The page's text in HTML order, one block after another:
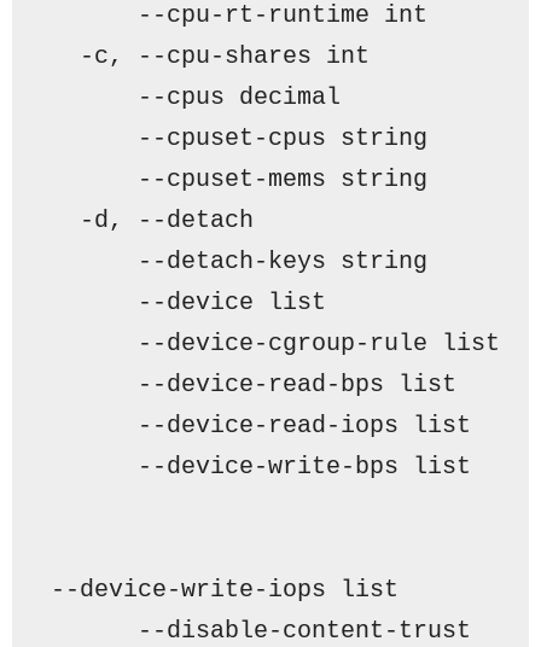
--cpu-rt-runtime int
-c, --cpu-shares int
--cpus decimal
--cpuset-cpus string
--cpuset-mems string
-d, --detach
--detach-keys string
--device list
--device-cgroup-rule list
--device-read-bps list
--device-read-iops list
--device-write-bps list
--device-write-iops list
--disable-content-trust